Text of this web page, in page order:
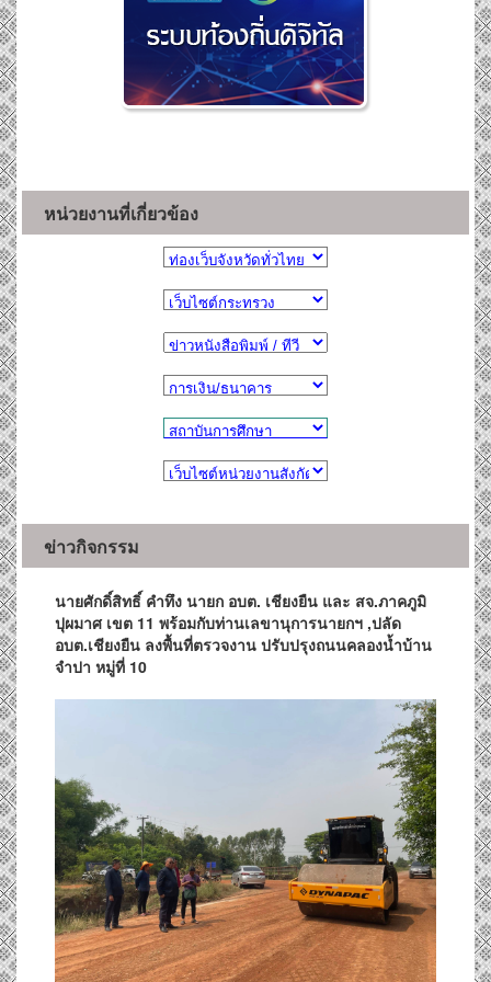
หน่วยงานที่เกี่ยวข้อง
ข่าวกิจกรรม
นายศักดิ์สิทธิ์ คำทึง นายก อบต. เชียงยืน และ สจ.ภาคภูมิ
ปุผมาศ เขต 11 พร้อมกับท่านเลขานุการนายกฯ ,ปลัด
อบต.เชียงยืน ลงพื้นที่ตรวจงาน ปรับปรุงถนนคลองน้ำบ้าน
จำปา หมู่ที่ 10